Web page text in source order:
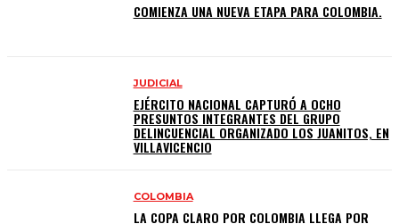
COMIENZA UNA NUEVA ETAPA PARA COLOMBIA.
JUDICIAL
EJÉRCITO NACIONAL CAPTURÓ A OCHO
PRESUNTOS INTEGRANTES DEL GRUPO
DELINCUENCIAL ORGANIZADO LOS JUANITOS, EN
VILLAVICENCIO
COLOMBIA
LA COPA CLARO POR COLOMBIA LLEGA POR